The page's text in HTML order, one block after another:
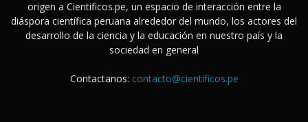
origen a Cientificos.pe, un espacio de interacción entre la
diáspora científica peruana alrededor del mundo, los actores del
desarrollo de la ciencia y la educación en nuestro país y la
sociedad en general
Contactanos: contacto@cientificos.pe